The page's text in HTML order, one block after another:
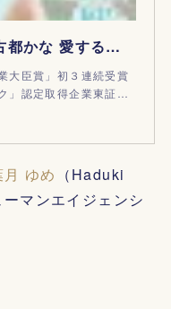
【楽天市場】【送料無料】古都かな 愛するコト/古都かな[DVD]【返品種別A】：Joshin web CD／DVD楽天市場店
大臣賞」初３連続受賞
」認定取得企業東証…
ゆめ （Haduki
マンエイジェンシ